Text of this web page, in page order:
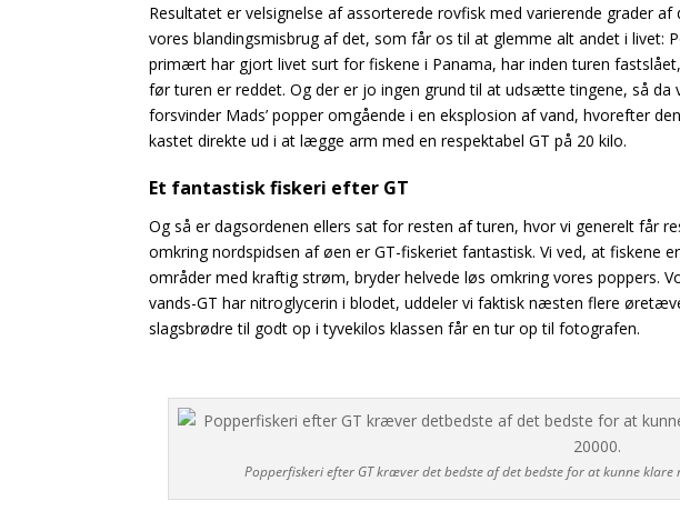
Resultatet er velsignelse af assorterede rovfisk med varierende grader
vores blandingsmisbrug af det, som får os til at glemme alt andet i livet:
primært har gjort livet surt for fiskene i Panama, har inden turen
før turen er reddet. Og der er jo ingen grund til at udsætte tingene, så da
forsvinder Mads’ popper omgående i en eksplosion af vand, hvorefter
kastet direkte ud i at lægge arm med en respektabel GT på 20 kilo.
Et fantastisk fiskeri efter GT
Og så er dagsordenen ellers sat for resten af turen, hvor vi generelt får
omkring nordspidsen af øen er GT-fiskeriet fantastisk. Vi ved, at fiskene
områder med kraftig strøm, bryder helvede løs omkring vores poppers.
vands-GT har nitroglycerin i blodet, uddeler vi faktisk næsten flere
slagsbrødre til godt op i tyvekilos klassen får en tur op til fotografen.
Popperfiskeri efter GT kræver det bedste af det bedste for at kunne klare